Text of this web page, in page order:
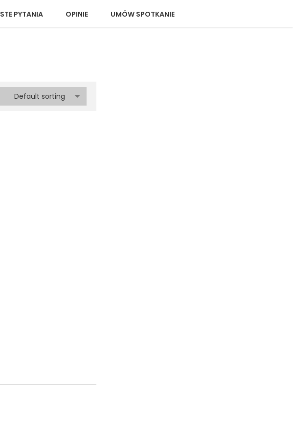
PYTANIA OPINIE UMÓW SPOTKANIE
Default sorting